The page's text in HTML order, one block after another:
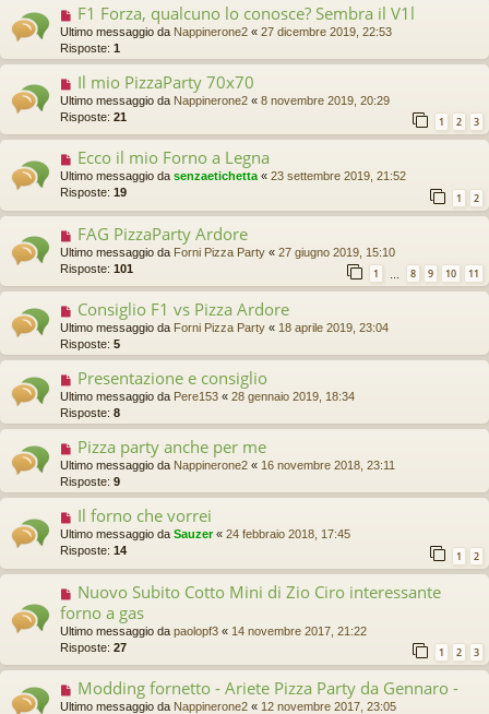
F1 Forza, qualcuno lo conosce? Sembra il V1l
Ultimo messaggio da Nappinerone2 « 27 dicembre 2019, 22:53
Risposte: 1
Il mio PizzaParty 70x70
Ultimo messaggio da Nappinerone2 « 8 novembre 2019, 20:29
Risposte: 21 1 2 3
Ecco il mio Forno a Legna
Ultimo messaggio da senzaetichetta « 23 settembre 2019, 21:52
Risposte: 19 1 2
FAG PizzaParty Ardore
Ultimo messaggio da Forni Pizza Party « 27 giugno 2019, 15:10
Risposte: 101 1 … 8 9 10 11
Consiglio F1 vs Pizza Ardore
Ultimo messaggio da Forni Pizza Party « 18 aprile 2019, 23:04
Risposte: 5
Presentazione e consiglio
Ultimo messaggio da Pere153 « 28 gennaio 2019, 18:34
Risposte: 8
Pizza party anche per me
Ultimo messaggio da Nappinerone2 « 16 novembre 2018, 23:11
Risposte: 9
Il forno che vorrei
Ultimo messaggio da Sauzer« 24 febbraio 2018, 17:45
Risposte: 14 1 2
Nuovo Subito Cotto Mini di Zio Ciro interessante
forno a gas
Ultimo messaggio da paolopf3 « 14 novembre 2017, 21:22
Risposte: 27 1 2 3
Modding fornetto - Ariete Pizza Party da Gennaro -
Ultimo messaggio da Nappinerone2 « 12 novembre 2017, 23:05